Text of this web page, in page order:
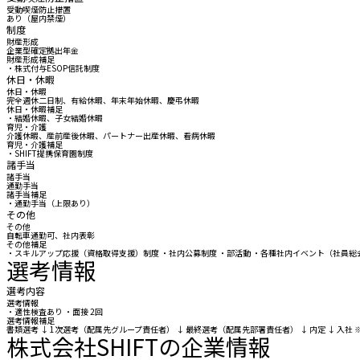
受動喫煙防止措置
あり（屋内禁煙）
制度
財産形成
企業型確定拠出年金
財産形成補足
・株式付与ESOP信託制度
休日・休暇
休日・休暇
完全週休二日制、有給休暇、年末年始休暇、慶弔休暇
休日・休暇補足
・結婚休暇、子女結婚休暇
育児・介護
介護休暇、産前産後休暇、パートナー出産休暇、看病休暇
育児・介護補足
・SHIFT提携保育園制度
諸手当
諸手当
通勤手当
諸手当補足
・通勤手当（上限あり）
その他
その他
自転車通勤可、社内表彰
その他補足
・スキルアップ応援（資格取得支援）制度 ・社内公募制度 ・部活動 ・各種社内イベント（社員
選考情報
選考内容
選考情報
・適性検査あり ・面接 2回
選考情報補足
書類選考 ↓ 1次選考（配属先グループ責任者） ↓ 最終選考（配属先部署責任者） ↓ 内定 ↓ 入社
株式会社SHIFTの企業情報